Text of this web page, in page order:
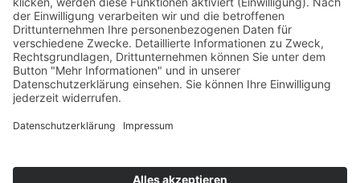
und Demokratie - jederzeit und überall
verfügbar.
Mehr erfahren
COOKIE-EINSTELLUNGEN